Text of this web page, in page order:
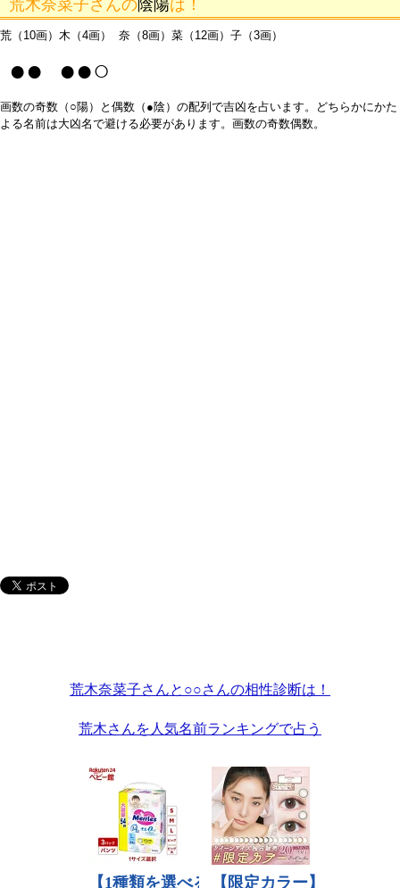
荒木奈菜子さんの陰陽は！
荒（10画）木（4画） 奈（8画）菜（12画）子（3画）
●● ●●○
画数の奇数（○陽）と偶数（●陰）の配列で吉凶を占います。どちらかにかた
よる名前は大凶名で避ける必要があります。画数の奇数偶数。
荒木奈菜子さんと○○さんの相性診断は！
荒木さんを人気名前ランキングで占う